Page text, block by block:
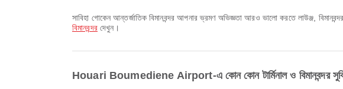
সাবিহা গোকেন আন্তর্জাতিক বিমানবন্দর আপনার ভ্রমণ অভিজ্ঞতা আরও ভালো করতে লাউঞ্জ,
বিমানবন্দরদেখুন।
Houari Boumediene Airport-এ কোন কোন টার্মিনাল ও বিমানবন্দর